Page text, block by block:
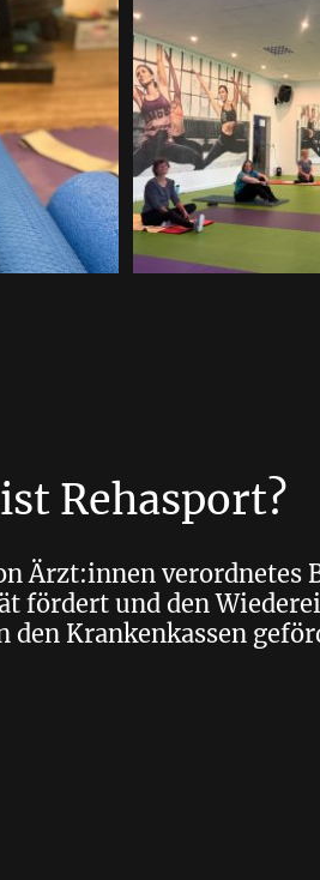
Rehasport?
Ärzt:innen verordnetes
fördert und den
den Krankenkassen